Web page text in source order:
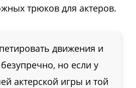
трюков для актеров.
движения и
но если у
актерской игры и той